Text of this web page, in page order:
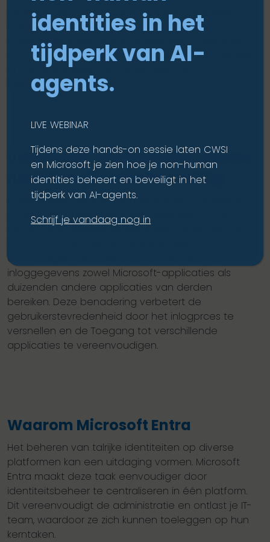
groei van de organisatie ernstig kan bedreigen.
Met de P1- en P2-licenties biedt Entra ID
uitgebreide governance-oplossingen, zoals tools
voor HR-gestuurde provisioning, entitlementbeheer
en het beoordelen en bevestigen van
toegangsrechten.
Verbeterde productiviteit en een
naadloze gebruikerservaring
Ingewikkelde inlogprocedures kunnen frustrerend
zijn voor gebruikers die snelle toegang tot hun
accounts en gegevens willen. Met Single Sign-On
eenvoudiger. Gebruikers kunnen met één set
inloggegevens zowel Microsoft-applicaties als
duizenden andere applicaties van derden
bereiken. Deze benadering verbetert de
gebruikerstevredenheid door het inlogprces te
versnellen en de Toegang tot verschillende
applicaties te vereenvoudigen.
Waarom Microsoft Entra
Het beheren van talrijke identiteiten op diverse
platformen kan een uitdaging vormen. Microsoft
Entra maakt deze taak eenvoudiger door
identiteitsbeheer te centraliseren in één platform.
Dit vereenvoudigt de administratie en ontlast je IT-
team, waardoor ze zich kunnen toeleggen op hun
kerntaken.
identities in het
tijdperk van AI-
agents.
LIVE WEBINAR
Tijdens deze hands-on sessie laten CWSI
en Microsoft je zien hoe je non-human
identities beheert en beveiligt in het
tijdperk van AI-agents.
Schrijf je vandaag nog in